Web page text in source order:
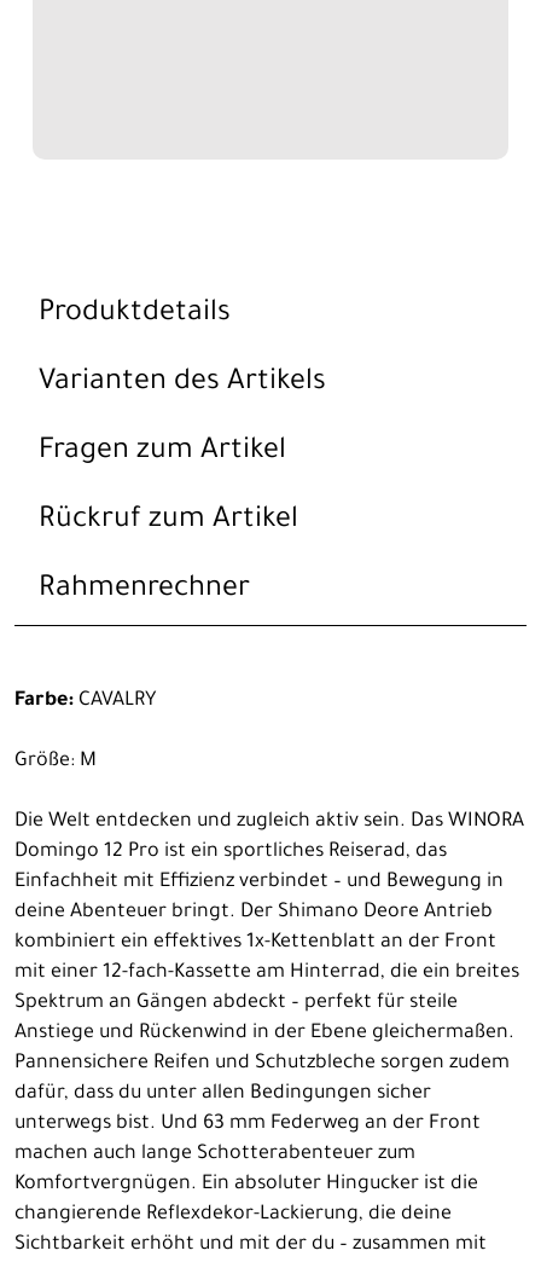
Produktdetails
Varianten des Artikels
Fragen zum Artikel
Rückruf zum Artikel
Rahmenrechner
Farbe: CAVALRY
Größe: M
Die Welt entdecken und zugleich aktiv sein. Das WINORA
Domingo 12 Pro ist ein sportliches Reiserad, das
Einfachheit mit Effizienz verbindet – und Bewegung in
deine Abenteuer bringt. Der Shimano Deore Antrieb
kombiniert ein effektives 1x-Kettenblatt an der Front
mit einer 12-fach-Kassette am Hinterrad, die ein breites
Spektrum an Gängen abdeckt – perfekt für steile
Anstiege und Rückenwind in der Ebene gleichermaßen.
Pannensichere Reifen und Schutzbleche sorgen zudem
dafür, dass du unter allen Bedingungen sicher
unterwegs bist. Und 63 mm Federweg an der Front
machen auch lange Schotterabenteuer zum
Komfortvergnügen. Ein absoluter Hingucker ist die
changierende Reflexdekor-Lackierung, die deine
Sichtbarkeit erhöht und mit der du – zusammen mit